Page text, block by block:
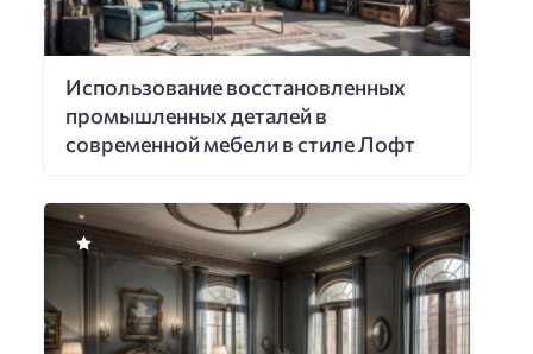
Использование восстановленных
промышленных деталей в
современной мебели в стиле Лофт